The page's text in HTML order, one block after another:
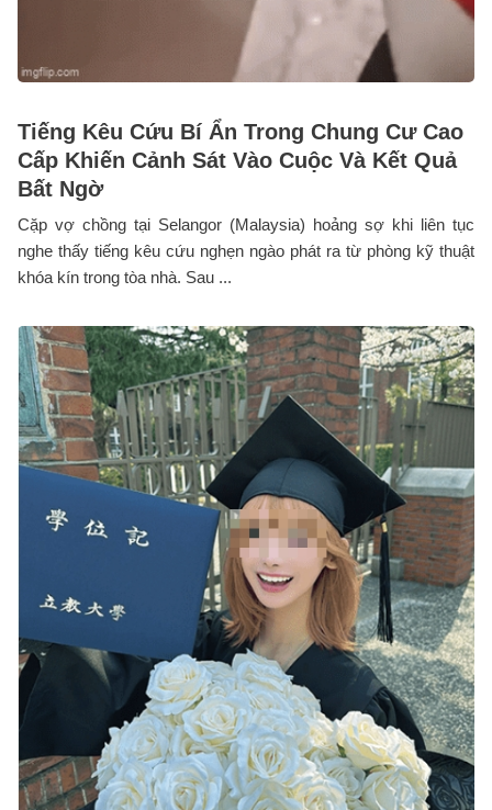
Tiếng Kêu Cứu Bí Ẩn Trong Chung Cư Cao
Cấp Khiến Cảnh Sát Vào Cuộc Và Kết Quả
Bất Ngờ
Cặp vợ chồng tại Selangor (Malaysia) hoảng sợ khi liên tục
nghe thấy tiếng kêu cứu nghẹn ngào phát ra từ phòng kỹ thuật
khóa kín trong tòa nhà. Sau ...